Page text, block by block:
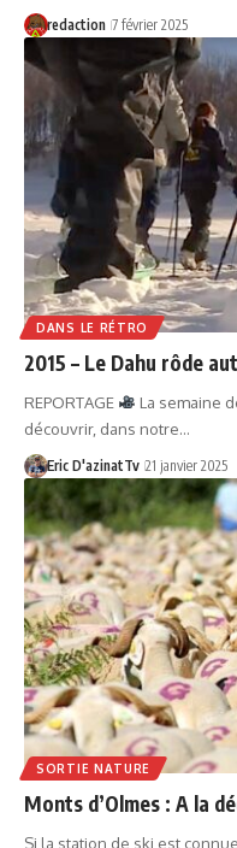
redaction 7 février 2025
DANS LE RÉTRO
2015 – Le Dahu rôde
REPORTAGE
La semaine
découvrir, dans notre…
Eric D'azinatTv 21 janvier 2025
SORTIE NATURE
Monts d’Olmes : A la
Si la station de ski est